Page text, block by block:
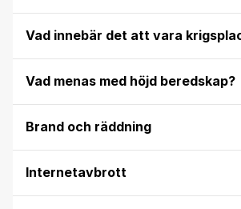
Vad innebär det att vara
Vad menas med höjd beredskap?
Brand och räddning
Internetavbrott